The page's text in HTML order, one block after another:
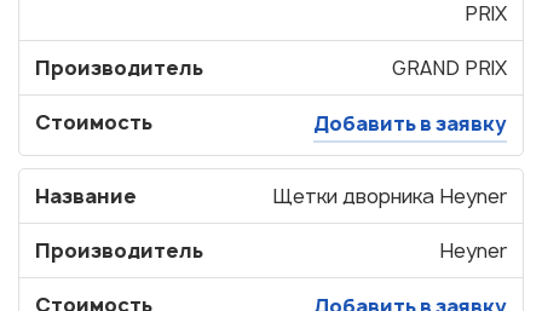
PRIX
Производитель GRAND PRIX
Стоимость Добавить в заявку
Название Щетки дворника Heyner
Производитель Heyner
Стоимость